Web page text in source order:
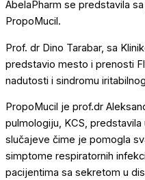
AbelaPharm se predstavila
PropoMucil.
Prof. dr Dino Tarabar, sa
predstavio mesto i prenosti
nadutosti i sindromu
PropoMucil je prof.dr
pulmologiju, KCS,
slučajeve čime je pomogla
simptome respiratornih
pacijentima sa sekretom u